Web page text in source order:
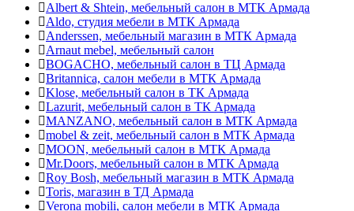
Albert & Shtein, мебельный салон в МТК Армада
Aldo, студия мебели в МТК Армада
Anderssen, мебельный магазин в МТК Армада
Arnaut mebel, мебельный салон
BOGACHO, мебельный салон в ТЦ Армада
Britannica, салон мебели в МТК Армада
Klose, мебельный салон в ТК Армада
Lazurit, мебельный салон в ТК Армада
MANZANO, мебельный салон в МТК Армада
mobel & zeit, мебельный салон в МТК Армада
MOON, мебельный салон в МТК Армада
Mr.Doors, мебельный салон в МТК Армада
Roy Bosh, мебельный магазин в МТК Армада
Toris, магазин в ТД Армада
Verona mobili, салон мебели в МТК Армада